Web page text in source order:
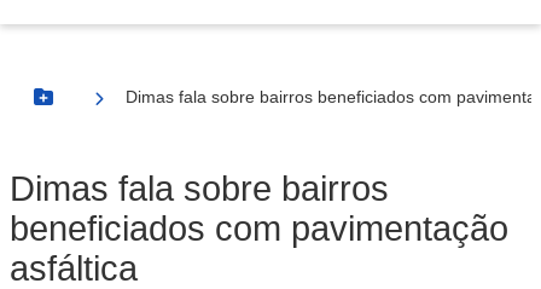
Botão Menu
Dimas fala sobre bairros beneficiados com
Dimas fala sobre bairros
beneficiados com pavimentação
asfáltica